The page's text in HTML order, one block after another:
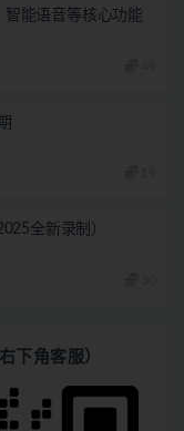
能语音等核心功能
全新录制）
下角客服）